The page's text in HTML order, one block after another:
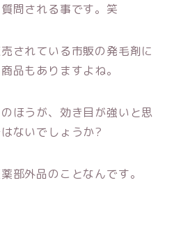
問される事です。笑
されている市販の発毛剤に
品もありますよね。
ほうが、効き目が強いと思
ないでしょうか?
部外品のことなんです。